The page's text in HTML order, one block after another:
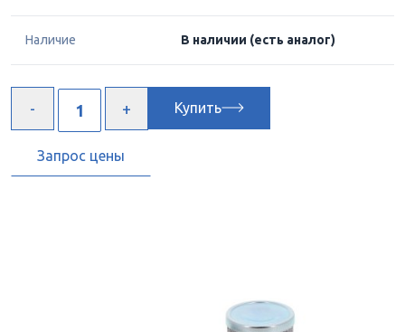
Наличие В наличии (есть аналог)
Купить
Запрос цены